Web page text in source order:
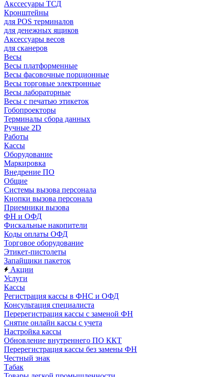
Акссесуары ТСД
Кронштейны
для POS терминалов
для денежных ящиков
Аксессуары весов
для сканеров
Весы
Весы платформенные
Весы фасовочные порционные
Весы торговые электронные
Весы лабораторные
Весы с печатью этикеток
Гобопроекторы
Терминалы сбора данных
Ручные 2D
Работы
Кассы
Оборудование
Маркировка
Внедрение ПО
Общие
Системы вызова персонала
Кнопки вызова персонала
Приемники вызова
ФН и ОФД
Фискальные накопители
Коды оплаты ОФД
Торговое оборудование
Этикет-пистолеты
Запайщики пакеток
Акции
Услуги
Кассы
Регистрация кассы в ФНС и ОФД
Консультация специалиста
Перерегистрация кассы с заменой ФН
Снятие онлайн кассы с учета
Настройка кассы
Обновление внутреннего ПО ККТ
Перерегистрация кассы без замены ФН
Честный знак
Табак